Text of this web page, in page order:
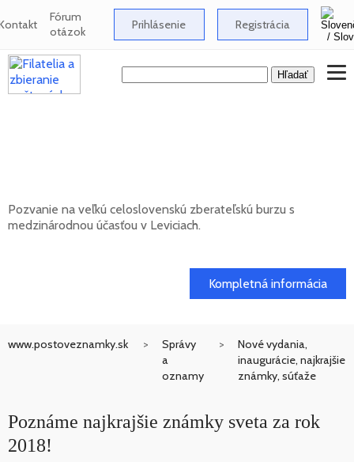
Fórum
otázok Prihlásenie Registrácia
Pozvanie na veľkú celoslovenskú zberateľskú burzu s
medzinárodnou účasťou v Leviciach.
Kompletná informácia
www.postoveznamky.sk
Správy
a
oznamy
Nové vydania,
inaugurácie, najkrajšie
známky, súťaže
Poznáme najkrajšie známky sveta za rok
2018!